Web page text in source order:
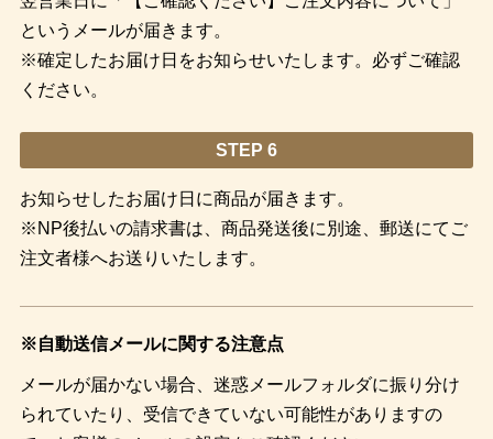
というメールが届きます。
※確定したお届け日をお知らせいたします。必ずご確認
ください。
STEP 6
お知らせしたお届け日に商品が届きます。
※NP後払いの請求書は、商品発送後に別途、郵送にてご
注文者様へお送りいたします。
※自動送信メールに関する注意点
メールが届かない場合、迷惑メールフォルダに振り分け
られていたり、受信できていない可能性がありますの